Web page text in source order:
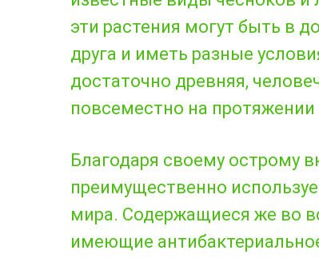
эти растения могут быть в
друга и иметь разные
достаточно древняя,
повсеместно на протяжении
Благодаря своему острому
преимущественно
мира. Содержащиеся же во
имеющие